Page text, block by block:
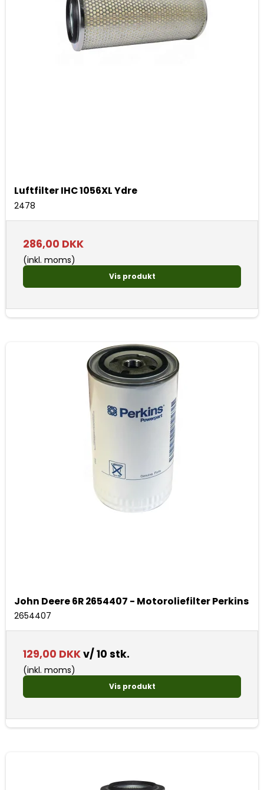
Luftfilter IHC 1056XL Ydre
2478
286,00 DKK
(inkl. moms)
Vis produkt
John Deere 6R 2654407 - Motoroliefilter Perkins
2654407
129,00 DKKv/ 10 stk.
(inkl. moms)
Vis produkt